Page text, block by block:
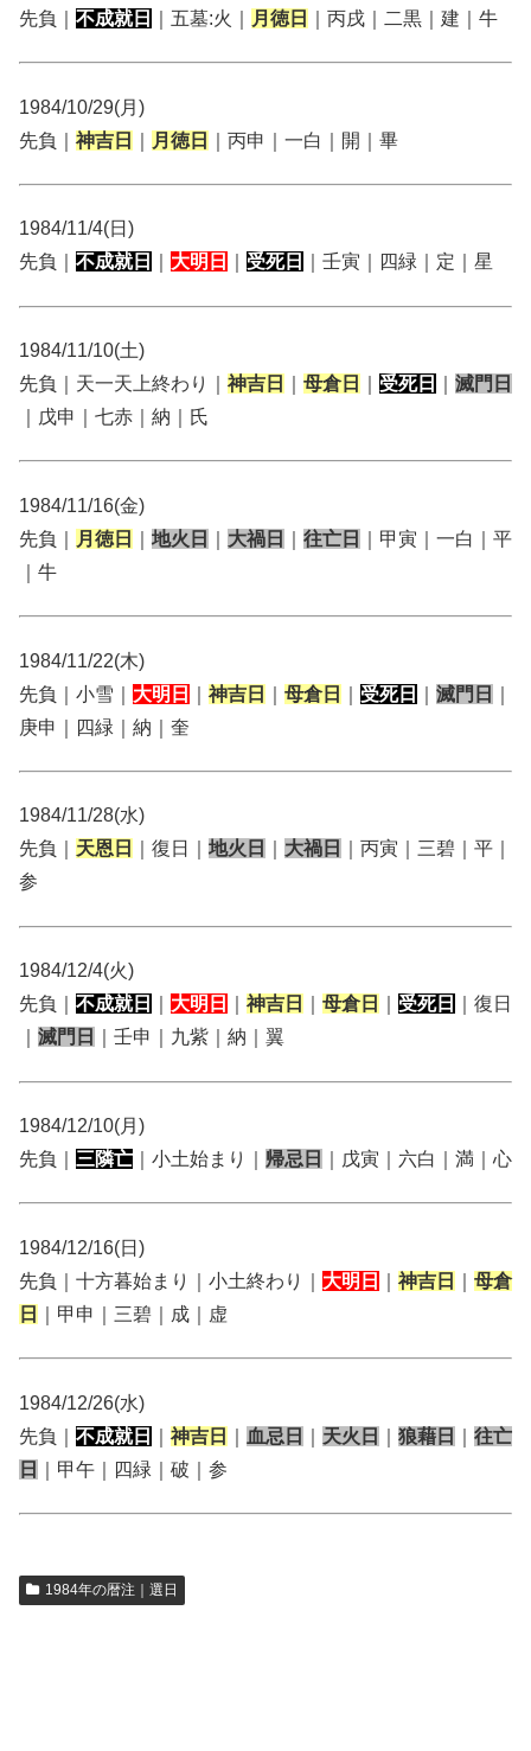
先負｜ 不成就日 ｜五墓:火｜ 月徳日 ｜丙戌｜二黒｜建｜牛
1984/10/29(月)
先負｜ 神吉日 月徳日 ｜丙申｜一白｜開｜畢
1984/11/4(日)
先負｜ 不成就日 大明日 受死日 ｜壬寅｜四緑｜定｜星
1984/11/10(土)
先負｜天一天上終わり｜ 神吉日 母倉日 受死日
滅門日
｜戊申｜七赤｜納｜氏
1984/11/16(金)
先負｜
月徳日 地火日 大禍日 往亡日
｜甲寅｜一白｜平
｜牛
1984/11/22(木)
先負｜小雪｜ 大明日 神吉日 母倉日 受死日 滅門日
庚申｜四緑｜納｜奎
1984/11/28(水)
先負｜ 天恩日 ｜復日｜ 地火日 大禍日
｜丙寅｜三碧｜平｜
参
1984/12/4(火)
先負｜ 不成就日 大明日 神吉日 母倉日 受死日
｜復日
滅門日 ｜壬申｜九紫｜納｜翼
1984/12/10(月)
先負｜ 三隣亡 ｜小土始まり｜ 帰忌日 ｜戊寅｜六白｜満｜心
1984/12/16(日)
先負｜十方暮始まり｜小土終わり｜ 大明日 神吉日
母倉
日
｜甲申｜三碧｜成｜虚
1984/12/26(水)
先負｜ 不成就日 神吉日 血忌日 天火日 狼藉日
往亡
日
｜甲午｜四緑｜破｜参
1984年の暦注｜選日